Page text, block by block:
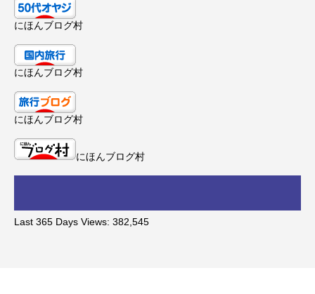
にほんブログ村
にほんブログ村
にほんブログ村
にほんブログ村
Last 365 Days Views: 382,545